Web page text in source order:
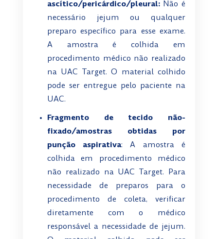
ascítico/pericárdico/pleural:Não é
necessário jejum ou qualquer
preparo específico para esse exame.
A amostra é colhida em
procedimento médico não realizado
na UAC Target. O material colhido
pode ser entregue pelo paciente na
UAC.
Fragmento de tecido não-
fixado/amostras obtidas por
punção aspirativa: A amostra é
colhida em procedimento médico
não realizado na UAC Target. Para
necessidade de preparos para o
procedimento de coleta, verificar
diretamente com o médico
responsável a necessidade de jejum.